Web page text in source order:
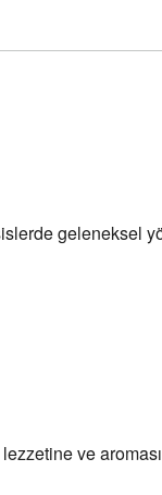
geleneksel
ve